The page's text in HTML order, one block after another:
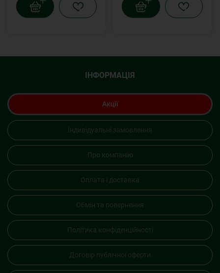
ІНФОРМАЦІЯ
Акції
Індивідуальні замовлення
Про компанію
Оплата і доставка
Обмін та повернення
Політика конфіденційності
Договір публічної оферти